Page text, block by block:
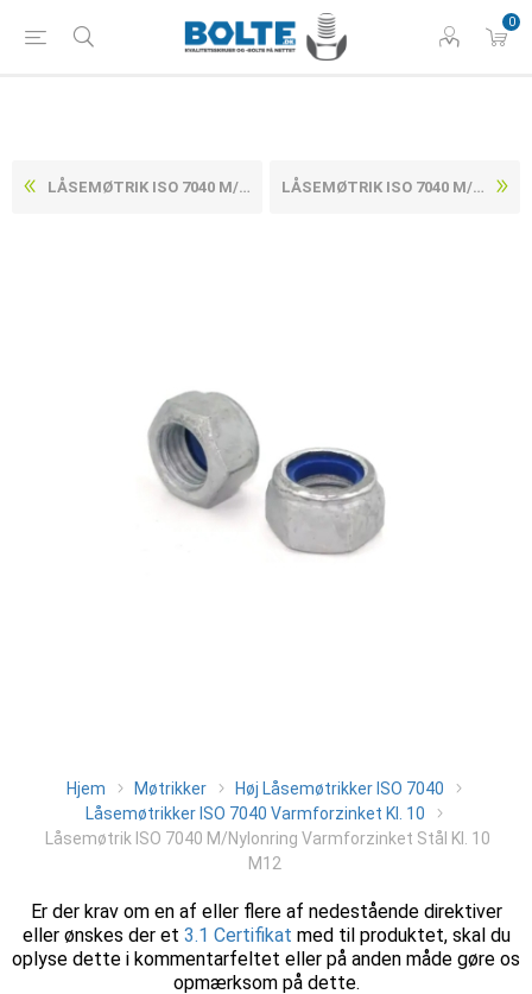
0
LÅSEMØTRIK ISO 7040 M/NYLONRING VARMFORZINKET STÅL KL. 10 M10 LÅSEMØTRIK ISO 7040 M/NYLONRING VARMFORZINKET STÅL KL. 10 M16
Hjem Møtrikker
Høj Låsemøtrikker ISO 7040
Låsemøtrikker ISO 7040 Varmforzinket Kl. 10
Låsemøtrik ISO 7040 M/Nylonring Varmforzinket Stål Kl. 10
M12
Er der krav om en af eller flere af nedestående direktiver
eller ønskes der et 3.1 Certifikat med til produktet, skal du
oplyse dette i kommentarfeltet eller på anden måde gøre os
opmærksom på dette.